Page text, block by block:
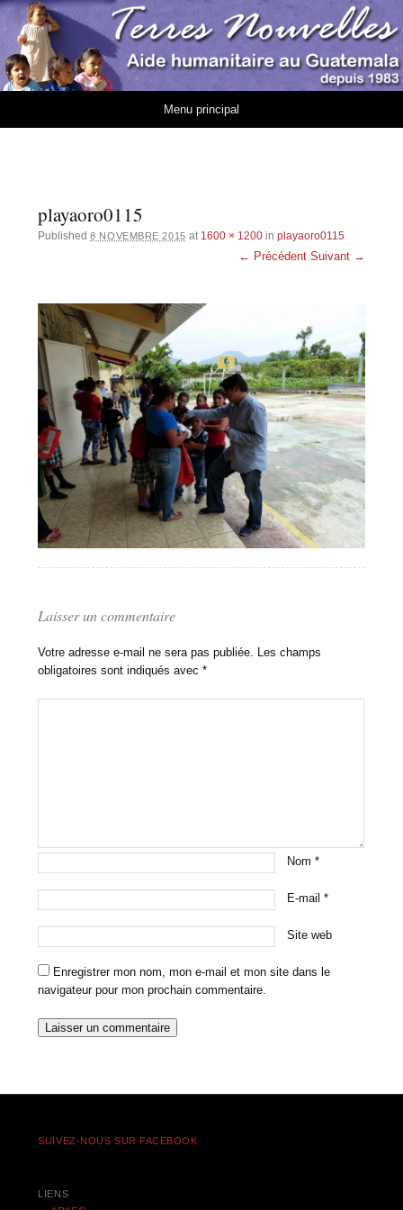
Association Terres
Nouvelles
AIDE HUMANITAIRE AU GUATEMALA DEPUIS 1983
Menu principal
playaoro0115
Published8 NOVEMBRE 2015 at 1600 × 1200in playaoro0115
← Précédent Suivant →
Laisser un commentaire
Votre adresse e-mail ne sera pas publiée. Les champs
obligatoires sont indiqués avec*
Nom*
E-mail*
Site web
Enregistrer mon nom, mon e-mail et mon site dans le
navigateur pour mon prochain commentaire.
SUIVEZ-NOUS SUR FACEBOOK
LIENS